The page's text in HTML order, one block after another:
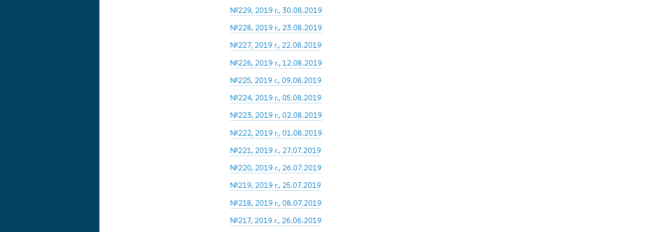
№229, 2019 г., 30.08.2019
№228, 2019 г., 23.08.2019
№227, 2019 г., 22.08.2019
№226, 2019 г., 12.08.2019
№225, 2019 г., 09.08.2019
№224, 2019 г., 05.08.2019
№223, 2019 г., 02.08.2019
№222, 2019 г., 01.08.2019
№221, 2019 г., 27.07.2019
№220, 2019 г., 26.07.2019
№219, 2019 г., 25.07.2019
№218, 2019 г., 08.07.2019
№217, 2019 г., 26.06.2019